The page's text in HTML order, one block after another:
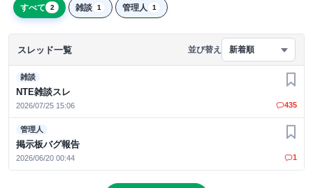
すべて 2 雑談 1 管理人 1
スレッド一覧 並び替え 新着順
雑談
NTE雑談スレ
2026/07/25 15:06
お気
435
管理人
掲示板バグ報告
2026/06/20 00:44
お気
1